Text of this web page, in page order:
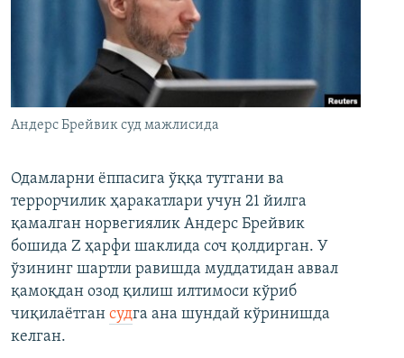
Андерс Брейвик суд мажлисида
Одамларни ёппасига ўққа тутгани ва
террорчилик ҳаракатлари учун 21 йилга
қамалган норвегиялик Андерс Брейвик
бошида Z ҳарфи шаклида соч қолдирган. У
ўзининг шартли равишда муддатидан аввал
қамоқдан озод қилиш илтимоси кўриб
чиқилаётган судга ана шундай кўринишда
келган.